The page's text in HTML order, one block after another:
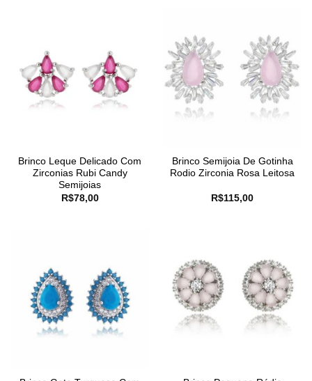
Brinco Leque Delicado Com
Zirconias Rubi Candy
Semijoias
R$78,00
Brinco Semijoia De Gotinha
Rodio Zirconia Rosa Leitosa
R$115,00